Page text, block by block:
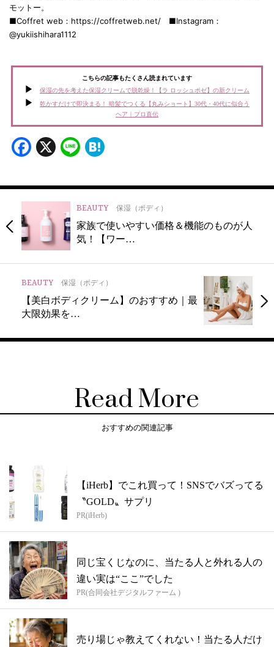
モットー。
■Coffret web：https://coffretweb.net/ ■Instagram：
@yukiishihara1112
こちらの記事もたくさん読まれています
保湿の先を考えた保湿クリームで脱乾燥！【ラ ロッシュポゼ】の新クリーム
乾かすだけで即決まる！ 暗髪でつくる【丸みショート】30代・40代に似合う
ヘア｜プロ直伝
Facebook
X Line
BEAUTY 保湿（ボディ）
家族で使いやすい価格＆機能のものが人
気！【ワー…
BEAUTY 保湿（ボディ）
【美白ボディクリーム】のおすすめ｜最
大限効果を…
Read More
おすすめの関連記事
【iHerb】でこれ買って！SNSでバズってる
〝GOLD〟サプリ
PR(iHerb)
同じ宝くじなのに、当たる人と外れる人の
違い実は“ここ”でした
PR(合同会社デジタルファーム )
売り場じゃ教えてくれない！当たる人だけ